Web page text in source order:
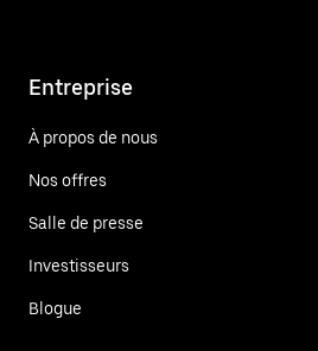
Entreprise
À propos de nous
Nos offres
Salle de presse
Investisseurs
Blogue